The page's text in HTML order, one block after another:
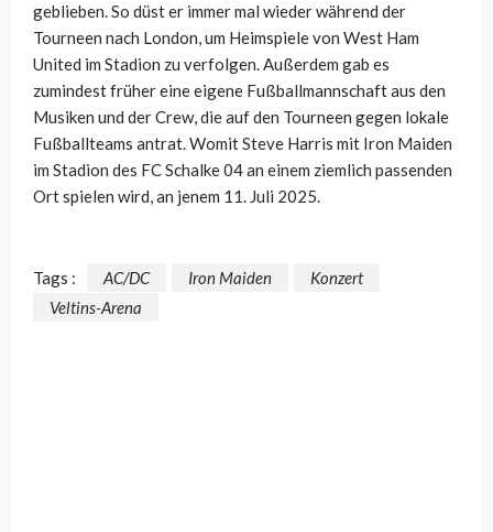
geblieben. So düst er immer mal wieder während der
Tourneen nach London, um Heimspiele von West Ham
United im Stadion zu verfolgen. Außerdem gab es
zumindest früher eine eigene Fußballmannschaft aus den
Musiken und der Crew, die auf den Tourneen gegen lokale
Fußballteams antrat. Womit Steve Harris mit Iron Maiden
im Stadion des FC Schalke 04 an einem ziemlich passenden
Ort spielen wird, an jenem 11. Juli 2025.
Tags : AC/DC Iron Maiden
Konzert
Veltins-Arena